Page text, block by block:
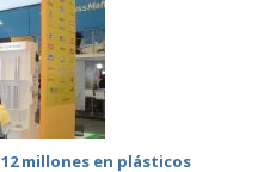
millones en plásticos